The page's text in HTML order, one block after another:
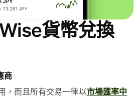
貨幣兌換
商
，而且所有交易一律以市場匯率中